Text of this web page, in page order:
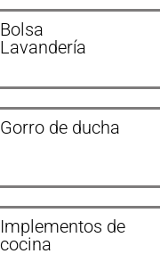
Bolsa
Lavandería
Gorro de ducha
Implementos de
cocina